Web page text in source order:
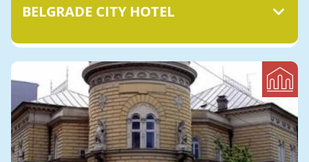
BELGRADE CITY HOTEL
Savamala
011/3600-700